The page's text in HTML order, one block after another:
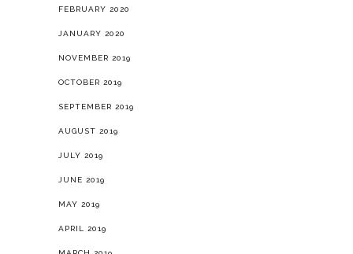
FEBRUARY 2020
JANUARY 2020
NOVEMBER 2019
OCTOBER 2019
SEPTEMBER 2019
AUGUST 2019
JULY 2019
JUNE 2019
MAY 2019
APRIL 2019